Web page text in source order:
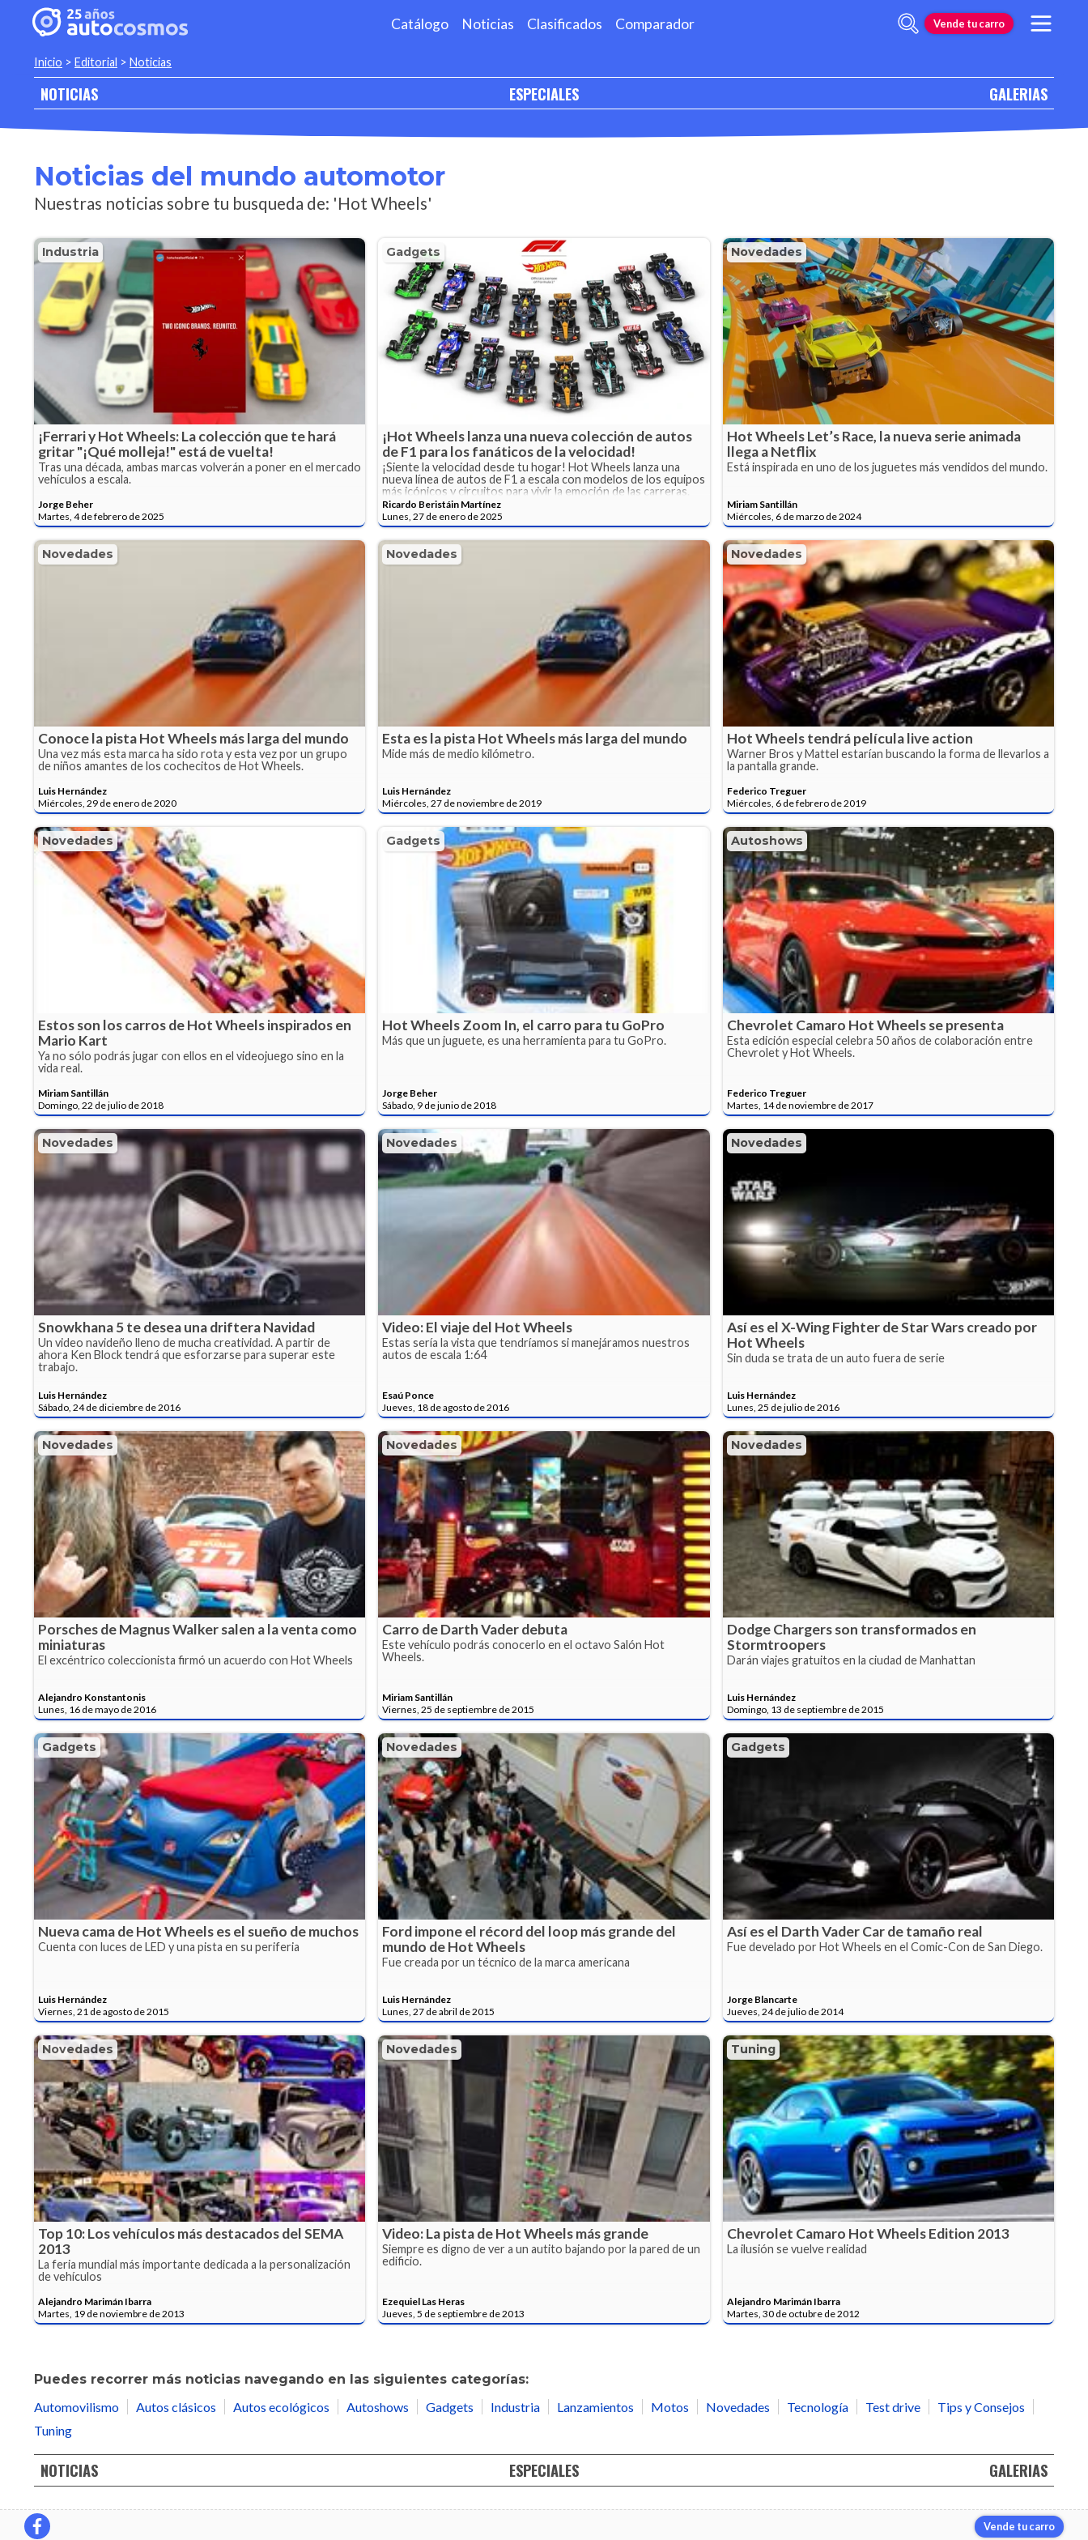
Catálogo Noticias Clasificados Comparador Vende tu carro
Inicio > Editorial > Noticias
NOTICIAS ESPECIALES GALERIAS
Noticias del mundo automotor
Nuestras noticias sobre tu busqueda de: 'Hot Wheels'
Industria
¡Ferrari y Hot Wheels: La colección que te hará
gritar "¡Qué molleja!" está de vuelta!
Tras una década, ambas marcas volverán a poner en el mercado
vehículos a escala.
Jorge Beher
Martes, 4 de febrero de 2025
Gadgets
¡Hot Wheels lanza una nueva colección de autos
de F1 para los fanáticos de la velocidad!
¡Siente la velocidad desde tu hogar! Hot Wheels lanza una
nueva línea de autos de F1 a escala con modelos de los equipos
más icónicos y circuitos para vivir la emoción de las carreras.
Ricardo Beristáin Martínez
Lunes, 27 de enero de 2025
Novedades
Hot Wheels Let’s Race, la nueva serie animada
llega a Netflix
Está inspirada en uno de los juguetes más vendidos del mundo.
Miriam Santillán
Miércoles, 6 de marzo de 2024
Novedades
Conoce la pista Hot Wheels más larga del mundo
Una vez más esta marca ha sido rota y esta vez por un grupo
de niños amantes de los cochecitos de Hot Wheels.
Luis Hernández
Miércoles, 29 de enero de 2020
Novedades
Esta es la pista Hot Wheels más larga del mundo
Mide más de medio kilómetro.
Luis Hernández
Miércoles, 27 de noviembre de 2019
Novedades
Hot Wheels tendrá película live action
Warner Bros y Mattel estarían buscando la forma de llevarlos a
la pantalla grande.
Federico Treguer
Miércoles, 6 de febrero de 2019
Novedades
Estos son los carros de Hot Wheels inspirados en
Mario Kart
Ya no sólo podrás jugar con ellos en el videojuego sino en la
vida real.
Miriam Santillán
Domingo, 22 de julio de 2018
Gadgets
Hot Wheels Zoom In, el carro para tu GoPro
Más que un juguete, es una herramienta para tu GoPro.
Jorge Beher
Sábado, 9 de junio de 2018
Autoshows
Chevrolet Camaro Hot Wheels se presenta
Esta edición especial celebra 50 años de colaboración entre
Chevrolet y Hot Wheels.
Federico Treguer
Martes, 14 de noviembre de 2017
Novedades
Snowkhana 5 te desea una driftera Navidad
Un video navideño lleno de mucha creatividad. A partir de
ahora Ken Block tendrá que esforzarse para superar este
trabajo.
Luis Hernández
Sábado, 24 de diciembre de 2016
Novedades
Video: El viaje del Hot Wheels
Estas sería la vista que tendríamos si manejáramos nuestros
autos de escala 1:64
Esaú Ponce
Jueves, 18 de agosto de 2016
Novedades
Así es el X-Wing Fighter de Star Wars creado por
Hot Wheels
Sin duda se trata de un auto fuera de serie
Luis Hernández
Lunes, 25 de julio de 2016
Novedades
Porsches de Magnus Walker salen a la venta como
miniaturas
El excéntrico coleccionista firmó un acuerdo con Hot Wheels
Alejandro Konstantonis
Lunes, 16 de mayo de 2016
Novedades
Carro de Darth Vader debuta
Este vehículo podrás conocerlo en el octavo Salón Hot
Wheels.
Miriam Santillán
Viernes, 25 de septiembre de 2015
Novedades
Dodge Chargers son transformados en
Stormtroopers
Darán viajes gratuitos en la ciudad de Manhattan
Luis Hernández
Domingo, 13 de septiembre de 2015
Gadgets
Nueva cama de Hot Wheels es el sueño de muchos
Cuenta con luces de LED y una pista en su periferia
Luis Hernández
Viernes, 21 de agosto de 2015
Novedades
Ford impone el récord del loop más grande del
mundo de Hot Wheels
Fue creada por un técnico de la marca americana
Luis Hernández
Lunes, 27 de abril de 2015
Gadgets
Así es el Darth Vader Car de tamaño real
Fue develado por Hot Wheels en el Comic-Con de San Diego.
Jorge Blancarte
Jueves, 24 de julio de 2014
Novedades
Top 10: Los vehículos más destacados del SEMA
2013
La feria mundial más importante dedicada a la personalización
de vehículos
Alejandro Marimán Ibarra
Martes, 19 de noviembre de 2013
Novedades
Video: La pista de Hot Wheels más grande
Siempre es digno de ver a un autito bajando por la pared de un
edificio.
Ezequiel Las Heras
Jueves, 5 de septiembre de 2013
Tuning
Chevrolet Camaro Hot Wheels Edition 2013
La ilusión se vuelve realidad
Alejandro Marimán Ibarra
Martes, 30 de octubre de 2012
Puedes recorrer más noticias navegando en las siguientes categorías:
Automovilismo
Autos clásicos Autos ecológicos Autoshows Gadgets Industria Lanzamientos Motos Novedades Tecnología Test drive
Tips y Consejos
Tuning
NOTICIAS ESPECIALES GALERIAS
Vende tu carro